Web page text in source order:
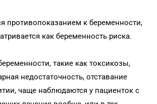
противопоказанием к беременности,
как беременность риска.
такие как токсикозы,
недостаточность, отставание
чаще наблюдаются у пациенток с